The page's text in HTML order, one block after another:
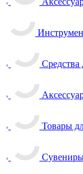
Средства
Товары